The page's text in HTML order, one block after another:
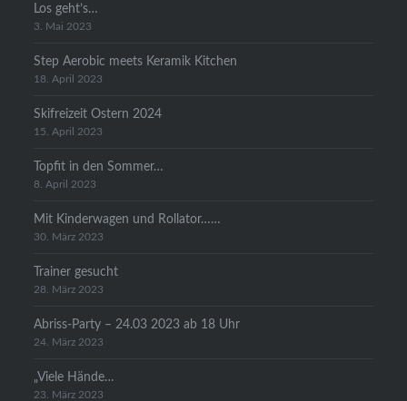
Los geht’s…
3. Mai 2023
Step Aerobic meets Keramik Kitchen
18. April 2023
Skifreizeit Ostern 2024
15. April 2023
Topfit in den Sommer…
8. April 2023
Mit Kinderwagen und Rollator……
30. März 2023
Trainer gesucht
28. März 2023
Abriss-Party – 24.03 2023 ab 18 Uhr
24. März 2023
„Viele Hände…
23. März 2023